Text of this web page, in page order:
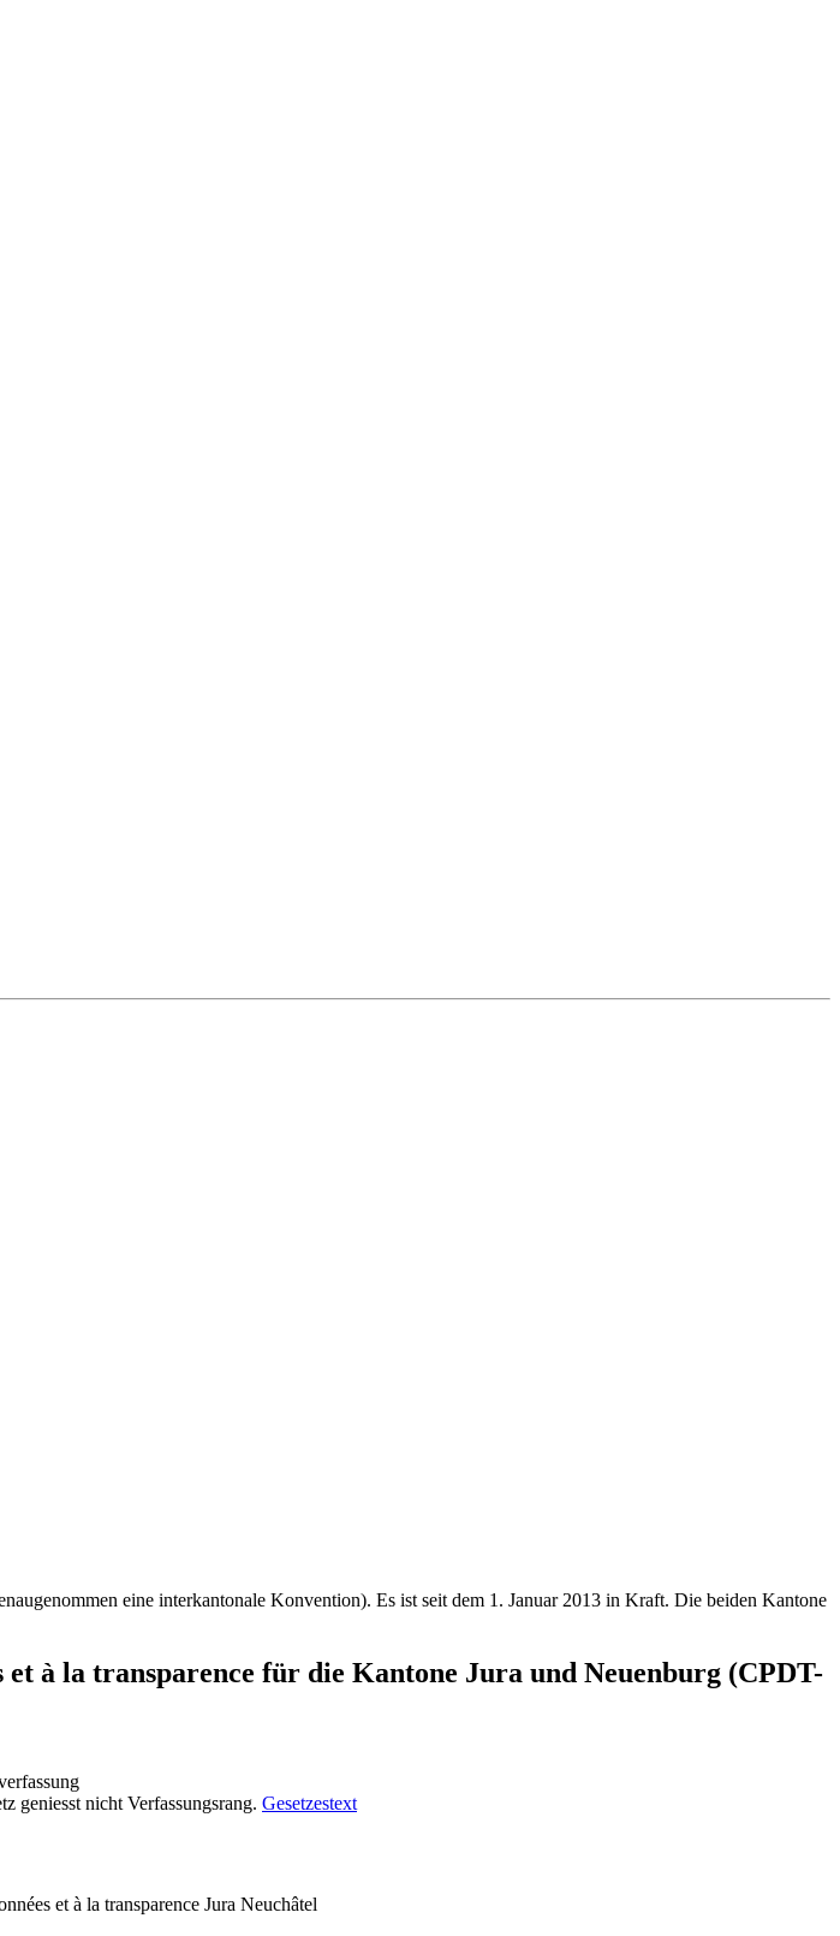
eine interkantonale Konvention). Es ist seit dem 1. Januar 2013 in Kraft. Die beiden Kantone
à la transparence für die Kantone Jura und Neuenburg (CPDT-
geniesst nicht Verfassungsrang. Gesetzestext
et à la transparence Jura Neuchâtel